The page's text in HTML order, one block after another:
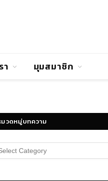
า มุมสมาชิก
วดหมู่บทความ